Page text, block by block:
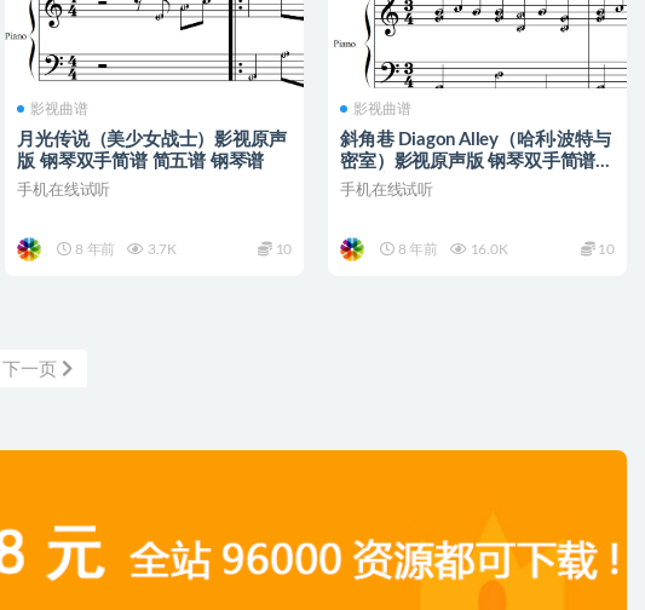
影视曲谱
月光传说（美少女战士）影视原声
版 钢琴双手简谱 简五谱 钢琴谱
手机在线试听
8 年前 3.7K 10
影视曲谱
斜角巷 Diagon Alley（哈利·波特与
密室）影视原声版 钢琴双手简谱
简五谱 钢琴谱
手机在线试听
8 年前 16.0K 10
下一页